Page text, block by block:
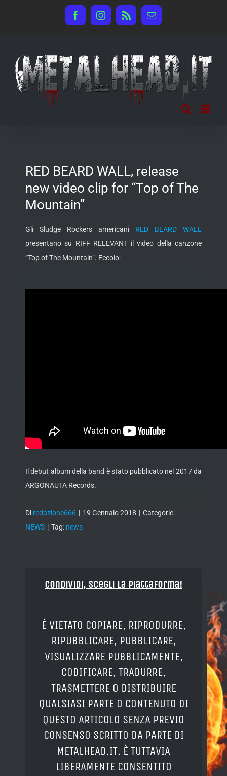
FacebookInstagram
Rss Email
RED BEARD WALL, release
new video clip for “Top of The
Mountain”
Gli Sludge Rockers americani RED BEARD WALL
presentano su RIFF RELEVANT il video della canzone
“Top of The Mountain”. Eccolo:
Il debut album della band è stato pubblicato nel 2017 da
ARGONAUTA Records.
Di redazione666 | 19 Gennaio 2018 | Categorie:
NEWS | Tag: news
Condividi, Scegli la piattaforma!
È VIETATO COPIARE, RIPRODURRE,
RIPUBBLICARE, PUBBLICARE,
VISUALIZZARE PUBBLICAMENTE,
CODIFICARE, TRADURRE,
TRASMETTERE O DISTRIBUIRE
QUALSIASI PARTE O CONTENUTO DI
QUESTO ARTICOLO SENZA PREVIO
CONSENSO SCRITTO DA PARTE DI
METALHEAD.IT. È TUTTAVIA
LIBERAMENTE CONSENTITO